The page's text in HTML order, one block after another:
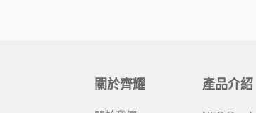
關於齊耀 產品介紹